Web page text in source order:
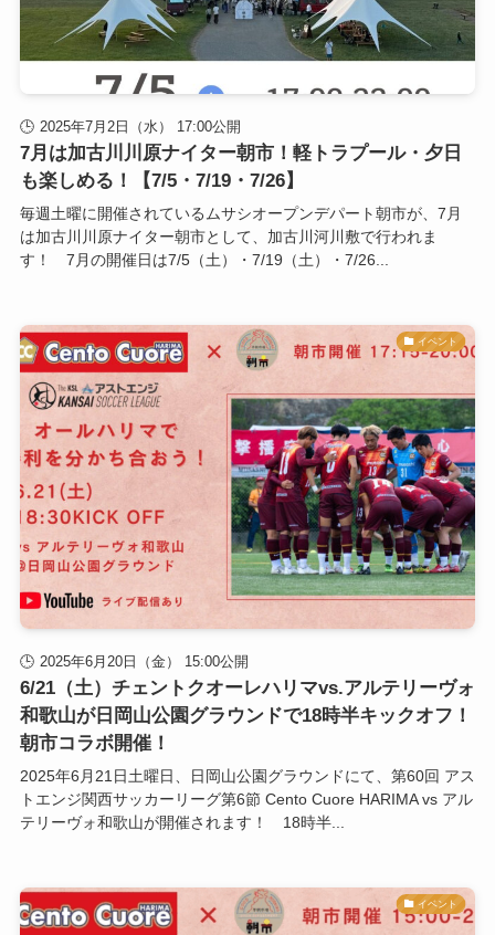
2025年7月2日（水） 17:00公開
7月は加古川川原ナイター朝市！軽トラプール・夕日
も楽しめる！【7/5・7/19・7/26】
毎週土曜に開催されているムサシオープンデパート朝市が、7月
は加古川川原ナイター朝市として、加古川河川敷で行われま
す！ 7月の開催日は7/5（土）・7/19（土）・7/26...
イベント
2025年6月20日（金） 15:00公開
6/21（土）チェントクオーレハリマvs.アルテリーヴォ
和歌山が日岡山公園グラウンドで18時半キックオフ！
朝市コラボ開催！
2025年6月21日土曜日、日岡山公園グラウンドにて、第60回 アス
トエンジ関西サッカーリーグ第6節 Cento Cuore HARIMA vs アル
テリーヴォ和歌山が開催されます！ 18時半...
イベント